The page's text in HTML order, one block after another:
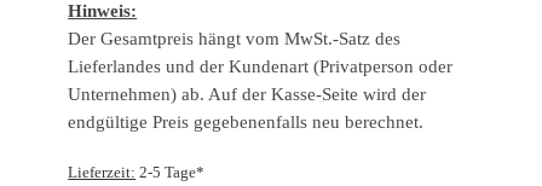
Hinweis:
Der Gesamtpreis hängt vom MwSt.-Satz des
Lieferlandes und der Kundenart (Privatperson oder
Unternehmen) ab. Auf der Kasse-Seite wird der
endgültige Preis gegebenenfalls neu berechnet.
Lieferzeit: 2-5 Tage*